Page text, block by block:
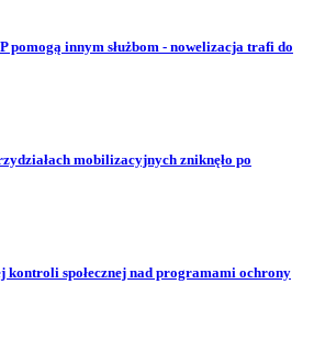
pomogą innym służbom - nowelizacja trafi do
mobilizacyjnych zniknęło po
kontroli społecznej nad programami ochrony